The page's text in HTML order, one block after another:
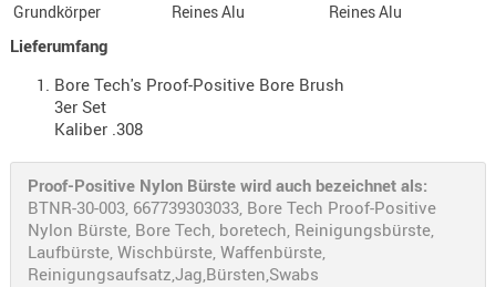
ABZÜGE
BASEN -
Grundkörper
Reines Alu Reines Alu
Lieferumfang
Bore Tech's Proof-Positive Bore Brush
3er Set
Kaliber .308
Proof-Positive Nylon Bürste wird auch bezeichnet als:
BTNR-30-003, 667739303033, Bore Tech Proof-Positive
Nylon Bürste, Bore Tech, boretech, Reinigungsbürste,
Laufbürste, Wischbürste, Waffenbürste,
Reinigungsaufsatz,Jag,Bürsten,Swabs